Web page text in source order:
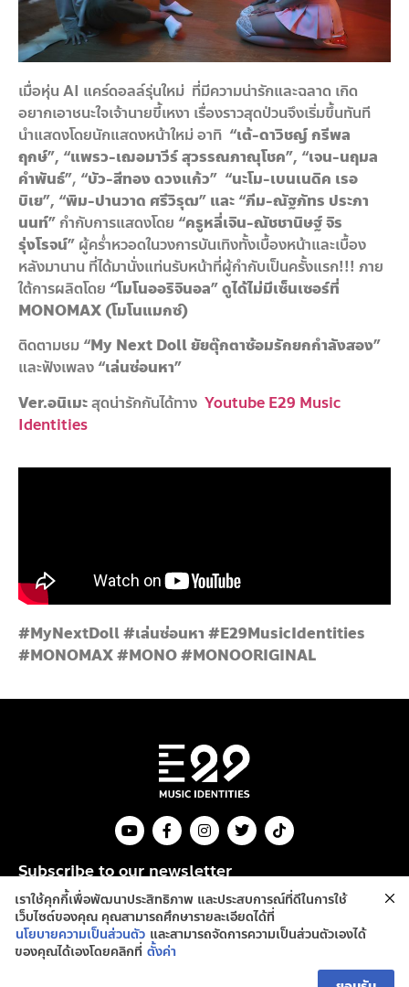
เมื่อหุ่น AI แคร์ดอลล์รุ่นใหม่ ที่มีความน่ารักและฉลาด เกิด
อยากเอาชนะใจเจ้านายขี้เหงา เรื่องราวสุดป่วนจึงเริ่มขึ้นทันที
นำแสดงโดยนักแสดงหน้าใหม่ อาทิ “เต้-ดาวิชญ์ กรีพล
ฤกษ์”, “แพรว-เฌอมาวีร์ สุวรรณภาณุโชค”, “เจน-นฤมล
คำพันธ์”, “บัว-สีทอง ดวงแก้ว” “นะโม-เบนเนดิค เรอ
บิเย”, “พิม-ปานวาด ศรีวิรุฒ” และ “ภีม-ณัฐภัทร ประภา
นนท์” กำกับการแสดงโดย “ครูหลี่เจิน-ณัชชานิษฐ์ จิร
รุ่งโรจน์” ผู้คร่ำหวอดในวงการบันเทิงทั้งเบื้องหน้าและเบื้อง
หลังมานาน ที่ได้มานั่งแท่นรับหน้าที่ผู้กำกับเป็นครั้งแรก!!! ภาย
ใต้การผลิตโดย “โมโนออริจินอล” ดูได้ไม่มีเซ็นเซอร์ที่
MONOMAX (โมโนแมกซ์)
ติดตามชม “My Next Doll ยัยตุ๊กตาซ้อมรักยกกำลังสอง”
และฟังเพลง “เล่นซ่อนหา”
Ver.อนิเมะสุดน่ารักกันได้ทาง Youtube E29 Music
Identities
#MyNextDoll #เล่นซ่อนหา #E29MusicIdentities
#MONOMAX #MONO #MONOORIGINAL
Subscribe to our newsletter
Send
Copyright © 2022 E29 Entertainment. All Rights Reserved.
เราใช้คุกกี้เพื่อพัฒนาประสิทธิภาพ และประสบการณ์ที่ดีในการใช้
เว็บไซต์ของคุณ คุณสามารถศึกษารายละเอียดได้ที่
นโยบายความเป็นส่วนตัว และสามารถจัดการความเป็นส่วนตัวเองได้
ของคุณได้เองโดยคลิกที่ ตั้งค่า